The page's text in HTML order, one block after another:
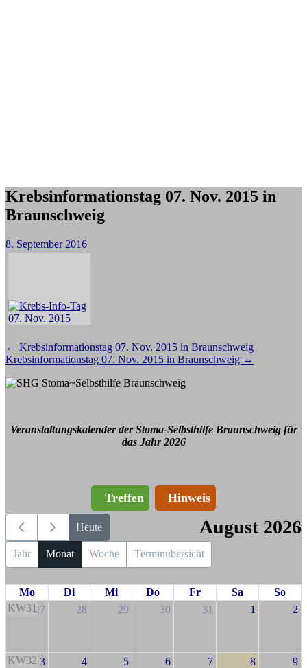
Krebsinformationstag 07. Nov. 2015 in
Braunschweig
8. September 2016
Beitragsnavigation
← Krebsinformationstag 07. Nov. 2015 in Braunschweig
Krebsinformationstag 07. Nov. 2015 in Braunschweig →
Veranstaltungskalender der Stoma-Selbsthilfe Braunschweig für
das Jahr 2026
Treffen Hinweis
Heute August 2026
Jahr Monat Woche Terminübersicht
Mo Di Mi Do Fr Sa
So
KW3127 28 29 30 31 1 2
KW32 3 4 5 6 7 8 9